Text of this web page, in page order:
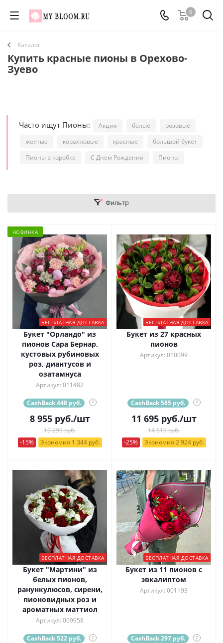
0
Каталог
Купить красные пионы в Орехово-
Зуево
Часто ищут Пионы: Акция белые
розовые
желтые
коралловые красные
большой букет
Пионы в коробке
С Днем Рождения Пионы
Фильтр
НОВИНКА
БЕСПЛАТНАЯ ДОСТАВКА
Букет "Орландо" из
пионов Сара Бернар,
кустовых рубиновых
роз, диантусов и
озатамнуса
Артикул: 011482
CashBack 448 руб. ?
8 955руб./шт
10 299 руб.
-15%
Экономия 1 344 руб.
БЕСПЛАТНАЯ ДОСТАВКА
Букет из 27 красных
пионов
Артикул: 010099
CashBack 585 руб. ?
11 695руб./шт
14 619 руб.
-25%
Экономия 2 924 руб.
БЕСПЛАТНАЯ ДОСТАВКА
Букет "Мартини" из
белых пионов,
ранункулюсов, сирени,
пионовидных роз и
ароматных маттиол
Артикул: 009958
CashBack 522 руб. ?
БЕСПЛАТНАЯ ДОСТАВКА
Букет из 11 пионов с
эвкалиптом
Артикул: 001193
CashBack 297 руб. ?